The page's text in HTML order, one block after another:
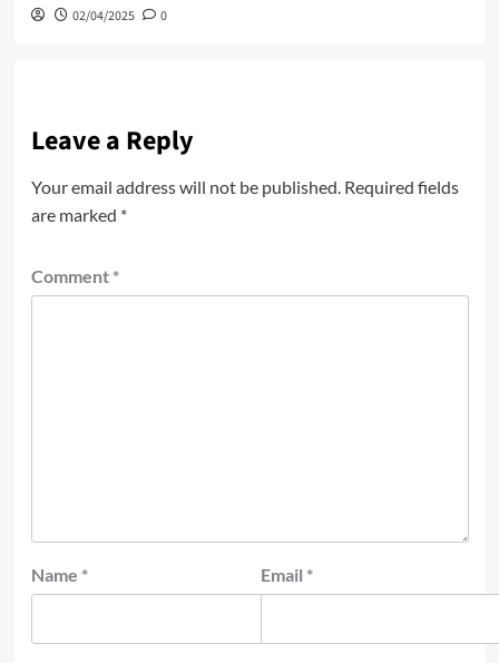
02/04/2025 0
Leave a Reply
Your email address will not be published. Required fields
are marked *
Comment *
Name * Email *